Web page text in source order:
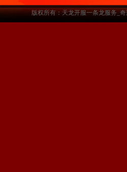
版权所有：天龙开服一条龙服务_